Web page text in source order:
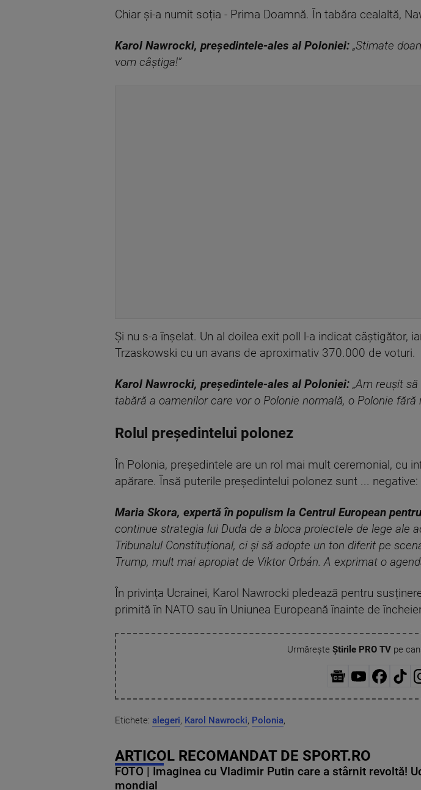
Chiar și-a numit soția - Prima Doamnă. În tabăra cealaltă,
Karol Nawrocki, președintele-ales al Poloniei: „Stimate
vom câștiga!”
Și nu s-a înșelat. Un al doilea exit poll l-a indicat câștigător,
Trzaskowski cu un avans de aproximativ 370.000 de voturi.
Karol Nawrocki, președintele-ales al Poloniei: „Am reușit
tabără a oamenilor care vor o Polonie normală, o Polonie fără
Rolul președintelui polonez
În Polonia, președintele are un rol mai mult ceremonial, cu
apărare. Însă puterile președintelui polonez sunt ...
Maria Skora, expertă în populism la Centrul European
continue strategia lui Duda de a bloca proiectele de lege ale
Tribunalul Constituțional, ci și să adopte un ton diferit pe
Trump, mult mai apropiat de Viktor Orbán. A exprimat o
În privința Ucrainei, Karol Nawrocki pledează pentru
primită în NATO sau în Uniunea Europeană înainte de
Urmărește Știrile PRO TVpe
Etichete: alegeri, Karol Nawrocki, Polonia,
ARTICOL RECOMANDAT DE SPORT.RO
FOTO | Imaginea cu Vladimir Putin care a stârnit revoltă!
mondial